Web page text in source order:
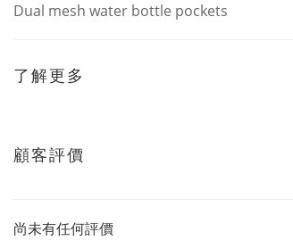
Dual mesh water bottle pockets
了解更多
顧客評價
尚未有任何評價